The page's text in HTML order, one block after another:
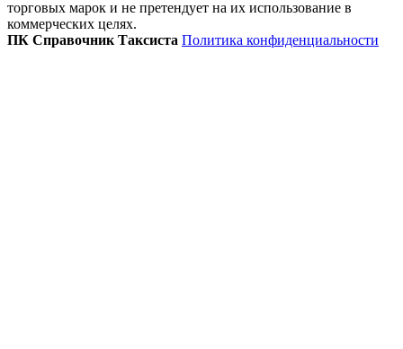
торговых марок и не претендует на их использование в
коммерческих целях.
ПК Справочник Таксиста Политика конфиденциальности